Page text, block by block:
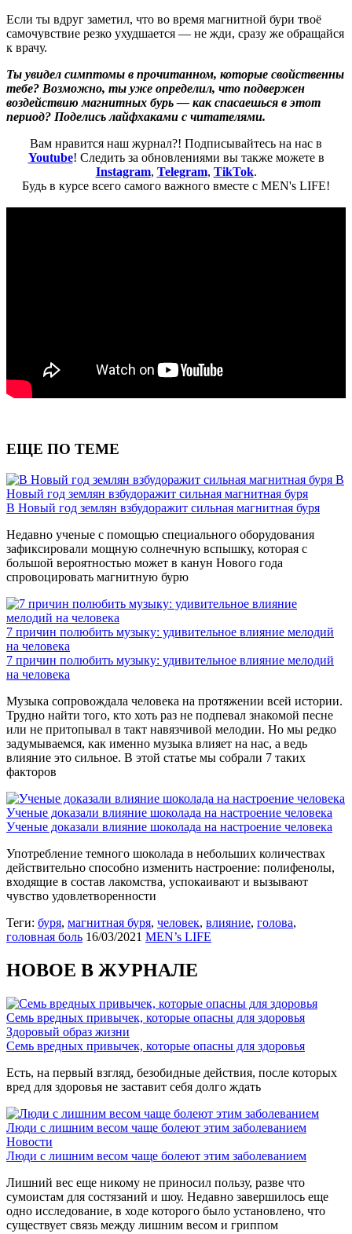
Если ты вдруг заметил, что во время магнитной бури твоё
самочувствие резко ухудшается — не жди, сразу же обращайся
к врачу.
Ты увидел симптомы в прочитанном, которые свойственны
тебе? Возможно, ты уже определил, что подвержен
воздействию магнитных бурь — как спасаешься в этот
период? Поделись лайфхаками с читателями.
Вам нравится наш журнал?! Подписывайтесь на нас в
Youtube! Следить за обновлениями вы также можете в
Instagram, Telegram, TikTok.
Будь в курсе всего самого важного вместе с MEN's LIFE!
ЕЩЕ ПО ТЕМЕ
В
Новый год землян взбудоражит сильная магнитная буря
В Новый год землян взбудоражит сильная магнитная буря
Недавно ученые с помощью специального оборудования
зафиксировали мощную солнечную вспышку, которая с
большой вероятностью может в канун Нового года
спровоцировать магнитную бурю
7 причин полюбить музыку: удивительное влияние мелодий
на человека
7 причин полюбить музыку: удивительное влияние мелодий
на человека
Музыка сопровождала человека на протяжении всей истории.
Трудно найти того, кто хоть раз не подпевал знакомой песне
или не притопывал в такт навязчивой мелодии. Но мы редко
задумываемся, как именно музыка влияет на нас, а ведь
влияние это сильное. В этой статье мы собрали 7 таких
факторов
Ученые доказали влияние шоколада на настроение человека
Ученые доказали влияние шоколада на настроение человека
Употребление темного шоколада в небольших количествах
действительно способно изменить настроение: полифенолы,
входящие в состав лакомства, успокаивают и вызывают
чувство удовлетворенности
Теги: буря, магнитная буря, человек, влияние, голова,
головная боль 16/03/2021 MEN’s LIFE
НОВОЕ В ЖУРНАЛЕ
Семь вредных привычек, которые опасны для здоровья
Здоровый образ жизни
Семь вредных привычек, которые опасны для здоровья
Есть, на первый взгляд, безобидные действия, после которых
вред для здоровья не заставит себя долго ждать
Люди с лишним весом чаще болеют этим заболеванием
Новости
Люди с лишним весом чаще болеют этим заболеванием
Лишний вес еще никому не приносил пользу, разве что
сумоистам для состязаний и шоу. Недавно завершилось еще
одно исследование, в ходе которого было установлено, что
существует связь между лишним весом и гриппом